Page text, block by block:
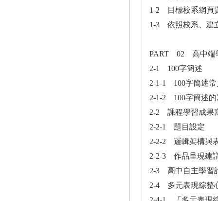
1-2 目標校系網頁
1-3 依照校系、建
PART 02 高中端
2-1 100字簡述
2-1-1 100字簡述常
2-1-2 100字簡述的
2-2 課程學習成果
2-2-1 題目設定
2-2-2 邏輯架構與
2-2-3 作品呈現建
2-3 高中自主學習
2-4 多元表現綜整